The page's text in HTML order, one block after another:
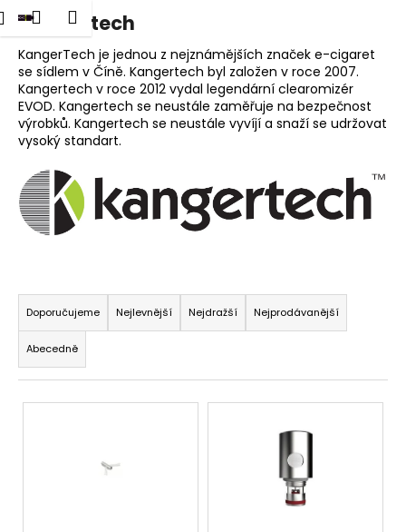
Přejít
na
obsah
Přihlášení
Nákupní
košík
Menu
Kangertech
KangerTech je jednou z nejznámějších značek e-cigaret
se sídlem v Číně. Kangertech byl založen v roce 2007.
Kangertech v roce 2012 vydal legendární clearomizér
EVOD. Kangertech se neustále zaměřuje na bezpečnost
výrobků. Kangertech se neustále vyvíjí a snaží se udržovat
vysoký standart.
Ř
a
z
e
n
í
Doporučujeme Nejlevnější Nejdražší Nejprodávanější
Abecedně
V
K
o
C
o
p
o
t
ř
u
e
t
e
n